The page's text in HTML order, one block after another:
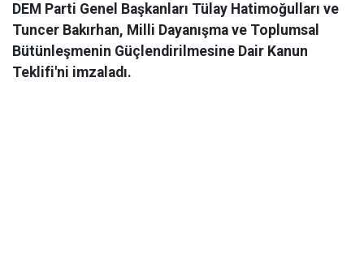
DEM Parti Genel Başkanları Tülay Hatimoğulları ve
Tuncer Bakırhan, Milli Dayanışma ve Toplumsal
Bütünleşmenin Güçlendirilmesine Dair Kanun
Teklifi'ni imzaladı.